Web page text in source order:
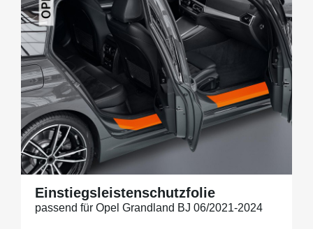
Einstiegsleistenschutzfolie
passend für Opel Grandland BJ 06/2021-2024